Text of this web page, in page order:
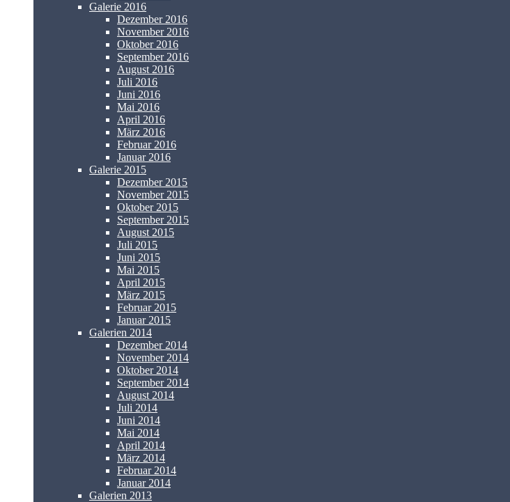
Galerie 2016
Dezember 2016
November 2016
Oktober 2016
September 2016
August 2016
Juli 2016
Juni 2016
Mai 2016
April 2016
März 2016
Februar 2016
Januar 2016
Galerie 2015
Dezember 2015
November 2015
Oktober 2015
September 2015
August 2015
Juli 2015
Juni 2015
Mai 2015
April 2015
März 2015
Februar 2015
Januar 2015
Galerien 2014
Dezember 2014
November 2014
Oktober 2014
September 2014
August 2014
Juli 2014
Juni 2014
Mai 2014
April 2014
März 2014
Februar 2014
Januar 2014
Galerien 2013